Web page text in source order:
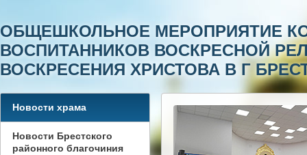
ОБЩЕШКОЛЬНОЕ МЕРОПРИЯТИЕ
ВОСПИТАННИКОВ ВОСКРЕСНОЙ
ВОСКРЕСЕНИЯ ХРИСТОВА В Г
Новости храма
Новости Брестского
районного благочиния